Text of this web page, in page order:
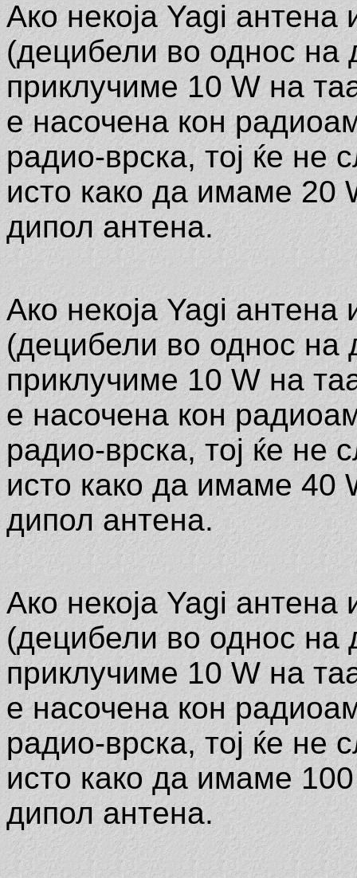
Ако некоја Yagi
(децибели во однос на
приклучиме 10 W на
е насочена кон
радио-врска, тој ќе не
исто како да имаме 20
дипол антена.
Ако некоја Yagi
(децибели во однос на
приклучиме 10 W на
е насочена кон
радио-врска, тој ќе не
исто како да имаме 40
дипол антена.
Ако некоја Yagi
(децибели во однос на
приклучиме 10 W на
е насочена кон
радио-врска, тој ќе не
исто како да имаме
дипол антена.